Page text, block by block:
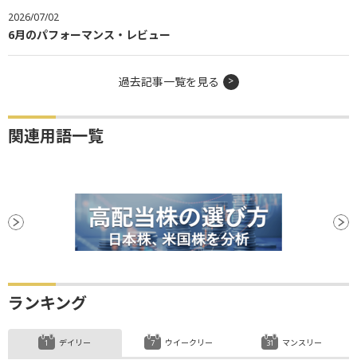
2026/07/02
6月のパフォーマンス・レビュー
過去記事一覧を見る
関連用語一覧
ランキング
デイリー ウイークリー マンスリー